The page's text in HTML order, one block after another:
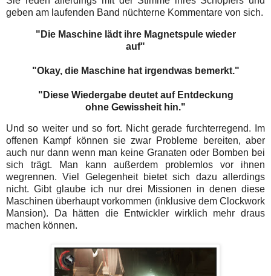
geben am laufenden Band nüchterne Kommentare von sich.
"Die Maschine lädt ihre Magnetspule wieder
auf"
"Okay, die Maschine hat irgendwas bemerkt."
"Diese Wiedergabe deutet auf Entdeckung
ohne Gewissheit hin."
Und so weiter und so fort. Nicht gerade furchterregend. Im
offenen Kampf können sie zwar Probleme bereiten, aber
auch nur dann wenn man keine Granaten oder Bomben bei
sich trägt. Man kann außerdem problemlos vor ihnen
wegrennen. Viel Gelegenheit bietet sich dazu allerdings
nicht. Gibt glaube ich nur drei Missionen in denen diese
Maschinen überhaupt vorkommen (inklusive dem Clockwork
Mansion). Da hätten die Entwickler wirklich mehr draus
machen können.